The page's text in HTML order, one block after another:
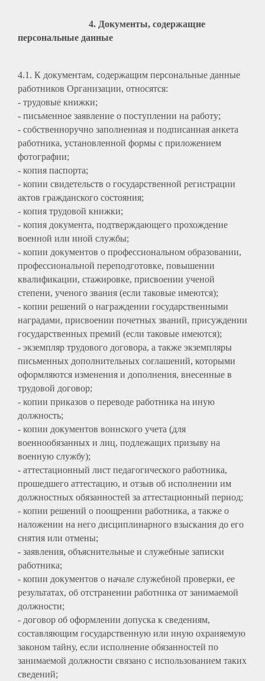
4. Документы, содержащие
персональные данные
4.1. К документам, содержащим персональные данные
работников Организации, относятся:
- трудовые книжки;
- письменное заявление о поступлении на работу;
- собственноручно заполненная и подписанная анкета
работника, установленной формы с приложением
фотографии;
- копия паспорта;
- копии свидетельств о государственной регистрации
актов гражданского состояния;
- копия трудовой книжки;
- копия документа, подтверждающего прохождение
военной или иной службы;
- копии документов о профессиональном образовании,
профессиональной переподготовке, повышении
квалификации, стажировке, присвоении ученой
степени, ученого звания (если таковые имеются);
- копии решений о награждении государственными
наградами, присвоении почетных званий, присуждении
государственных премий (если таковые имеются);
- экземпляр трудового договора, а также экземпляры
письменных дополнительных соглашений, которыми
оформляются изменения и дополнения, внесенные в
трудовой договор;
- копии приказов о переводе работника на иную
должность;
- копии документов воинского учета (для
военнообязанных и лиц, подлежащих призыву на
военную службу);
- аттестационный лист педагогического работника,
прошедшего аттестацию, и отзыв об исполнении им
должностных обязанностей за аттестационный период;
- копии решений о поощрении работника, а также о
наложении на него дисциплинарного взыскания до его
снятия или отмены;
- заявления, объяснительные и служебные записки
работника;
- копии документов о начале служебной проверки, ее
результатах, об отстранении работника от занимаемой
должности;
- договор об оформлении допуска к сведениям,
составляющим государственную или иную охраняемую
законом тайну, если исполнение обязанностей по
занимаемой должности связано с использованием таких
сведений;